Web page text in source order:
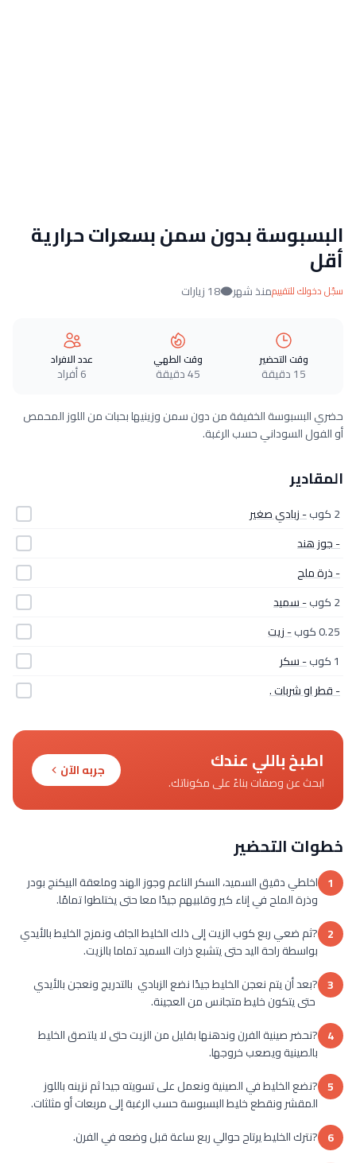
البسبوسة بدون سمن بسعرات حرارية
أقل
سجّل دخولك للتقييممنذ شهر 18 زيارات
وقت التحضير
15 دقيقة
وقت الطهي
45 دقيقة
عدد الافراد
6 أفراد
حضري البسبوسة الخفيفة من دون سمن وزينيها بحبات من اللوز المحمص
أو الفول السوداني حسب الرغبة.
المقادير
2 كوب
- زبادي صغير
- جوز هند
- ذرة ملح
2 كوب
- سميد
0.25 كوب
- زيت
1 كوب
- سكر
- قطر او شربات .
اطبخ باللي عندك
ابحث عن وصفات بناءً على مكوناتك.
جربه الآن
خطوات التحضير
1 اخلطي دقيق السميد، السكر الناعم وجوز الهند وملعقة البيكنج بودر
وذرة الملح في إناء كير وقلبيهم جيدًا معا حتى يختلطوا تمامًا.
2 ?ثم ضعي ربع كوب الزيت إلى ذلك الخليط الجاف ونمزج الخليط بالأيدي
بواسطة راحة اليد حتى يتشبع ذرات السميد تماما بالزيت.
3 ?بعد أن يتم نعجن الخليط جيدًا نضع الزبادي بالتدريج ونعجن بالأيدي
حتى يتكون خليط متجانس من العجينة.
4 ?نحضر صينية الفرن وندهنها بقليل من الزيت حتى لا يلتصق الخليط
بالصينية ويصعب خروجها.
5 ?نضع الخليط في الصينية ونعمل على تسويته جيدا ثم نزينه باللوز
المقشر ونقطع خليط البسبوسة حسب الرغبة إلى مربعات أو مثلثات.
6 ?نترك الخليط يرتاح حوالي ربع ساعة قبل وضعه في الفرن.